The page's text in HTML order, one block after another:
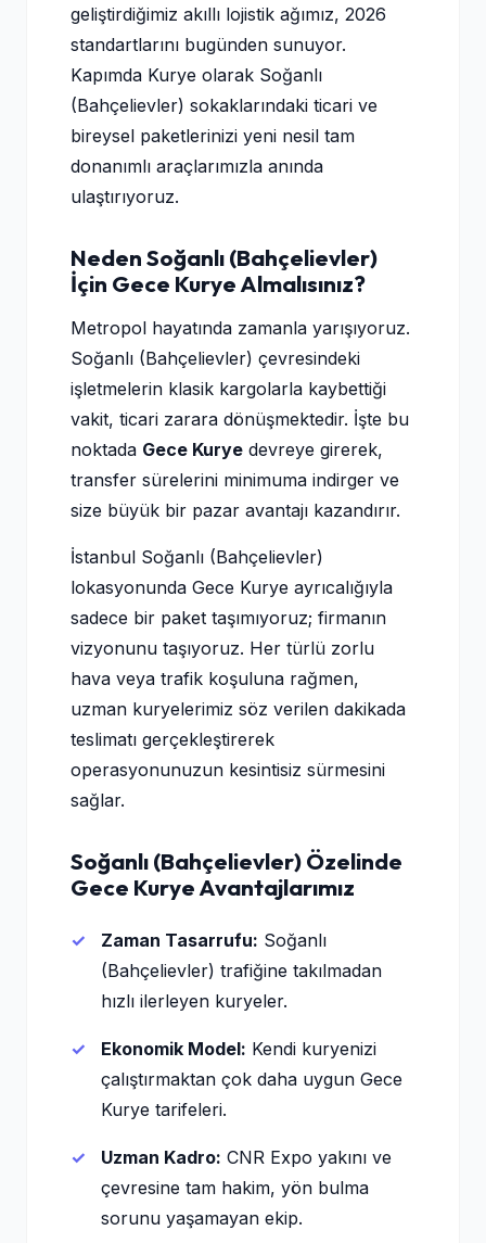
geliştirdiğimiz akıllı lojistik ağımız, 2026
standartlarını bugünden sunuyor.
Kapımda Kurye olarak Soğanlı
(Bahçelievler) sokaklarındaki ticari ve
bireysel paketlerinizi yeni nesil tam
donanımlı araçlarımızla anında
ulaştırıyoruz.
Neden Soğanlı (Bahçelievler)
İçin Gece Kurye Almalısınız?
Metropol hayatında zamanla yarışıyoruz.
Soğanlı (Bahçelievler) çevresindeki
işletmelerin klasik kargolarla kaybettiği
vakit, ticari zarara dönüşmektedir. İşte bu
noktada Gece Kurye devreye girerek,
transfer sürelerini minimuma indirger ve
size büyük bir pazar avantajı kazandırır.
İstanbul Soğanlı (Bahçelievler)
lokasyonunda Gece Kurye ayrıcalığıyla
sadece bir paket taşımıyoruz; firmanın
vizyonunu taşıyoruz. Her türlü zorlu
hava veya trafik koşuluna rağmen,
uzman kuryelerimiz söz verilen dakikada
teslimatı gerçekleştirerek
operasyonunuzun kesintisiz sürmesini
sağlar.
Soğanlı (Bahçelievler) Özelinde
Gece Kurye Avantajlarımız
Zaman Tasarrufu: Soğanlı
(Bahçelievler) trafiğine takılmadan
hızlı ilerleyen kuryeler.
Ekonomik Model: Kendi kuryenizi
çalıştırmaktan çok daha uygun Gece
Kurye tarifeleri.
Uzman Kadro: CNR Expo yakını ve
çevresine tam hakim, yön bulma
sorunu yaşamayan ekip.